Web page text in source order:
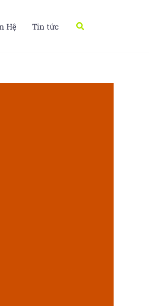
Hệ Tin tức
Tìm